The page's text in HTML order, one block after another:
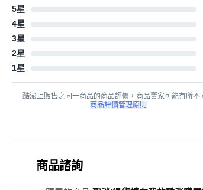
5星
4星
3星
2星
1星
酷澎上販售之同一商品的商品評價，商品賣家可能有所不
商品評價管理原則
商品諮詢